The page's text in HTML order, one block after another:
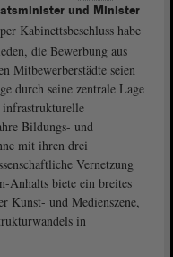
und Minister
Kabinettsbeschluss habe
die Bewerbung aus
Mitbewerberstädte seien
durch seine zentrale Lage
infrastrukturelle
Bildungs- und
mit ihren drei
Vernetzung
Anhalts biete ein breites
Kunst- und Medienszene,
in